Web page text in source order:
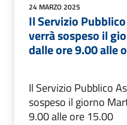
24 MARZO 2025
Il Servizio
verrà sospeso il
dalle ore 9.00 alle
Il Servizio Pubblico
sospeso il giorno
9.00 alle ore 15.00